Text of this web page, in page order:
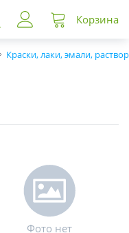
Корзина
Краски, лаки, эмали,